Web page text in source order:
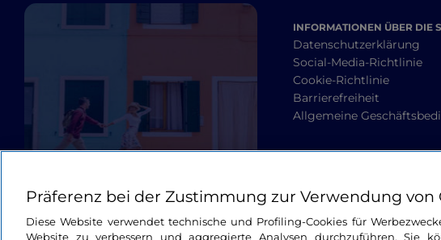
INFORMATIONEN ÜBER DIE
Datenschutzerklärung
Social-Media-Richtlinie
Cookie-Richtlinie
Barrierefreiheit
Allgemeine
Präferenz bei der Zustimmung zur Verwendung von
Diese Website verwendet technische und Profiling-Cookies für
Website zu verbessern und aggregierte Analysen durchzuführen. Sie